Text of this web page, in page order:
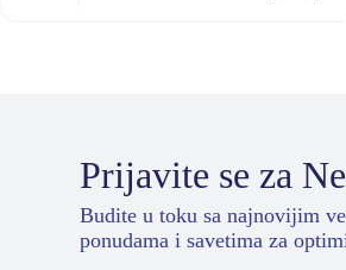
Prijavite se za
Budite u toku sa najnovijim
ponudama i savetima za